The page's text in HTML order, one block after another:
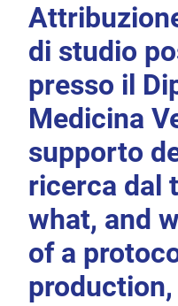
di studio
presso il
Medicina
supporto
ricerca dal
what, and
of a
production,